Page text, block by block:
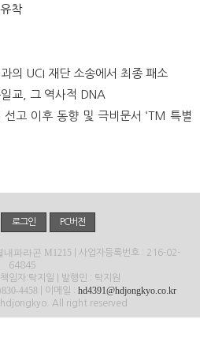
착
의 UCI 재단 소송에서 최종 패소
교, 그 역사적 DNA
고 이후 동향 및 극비문서 ‘TM 특별
로그인 PC버전
내파라곤 M1215 | 사업자등록번호 : 216-02-
64845
임자:탁지일 | 발행인 : 탁지원
830-4458 | 이메일 : hd4391@hdjongkyo.co.kr
All right reserved